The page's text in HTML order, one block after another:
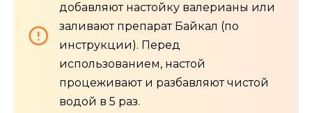
добавляют настойку валерианы или
заливают препарат Байкал (по
инструкции). Перед
использованием, настой
процеживают и разбавляют чистой
водой в 5 раз.